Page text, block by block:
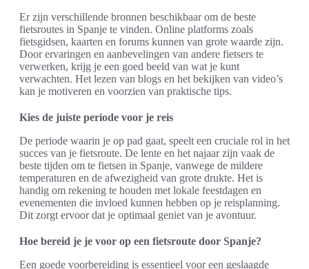
Er zijn verschillende bronnen beschikbaar om de beste
fietsroutes in Spanje te vinden. Online platforms zoals
fietsgidsen, kaarten en forums kunnen van grote waarde zijn.
Door ervaringen en aanbevelingen van andere fietsers te
verwerken, krijg je een goed beeld van wat je kunt
verwachten. Het lezen van blogs en het bekijken van video’s
kan je motiveren en voorzien van praktische tips.
Kies de juiste periode voor je reis
De periode waarin je op pad gaat, speelt een cruciale rol in het
succes van je fietsroute. De lente en het najaar zijn vaak de
beste tijden om te fietsen in Spanje, vanwege de mildere
temperaturen en de afwezigheid van grote drukte. Het is
handig om rekening te houden met lokale feestdagen en
evenementen die invloed kunnen hebben op je reisplanning.
Dit zorgt ervoor dat je optimaal geniet van je avontuur.
Hoe bereid je je voor op een fietsroute door Spanje?
Een goede voorbereiding is essentieel voor een geslaagde